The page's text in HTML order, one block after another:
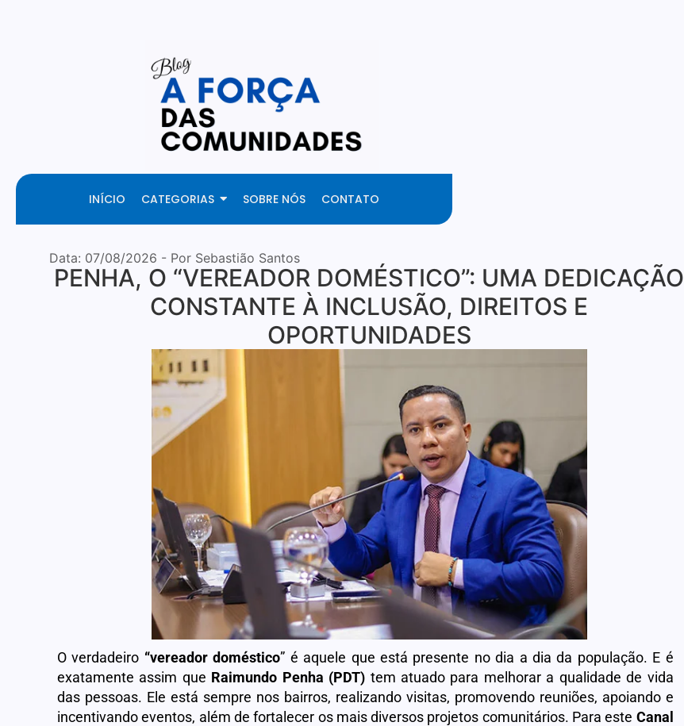
INÍCIO CATEGORIAS SOBRE NÓS CONTATO
Data: 07/08/2026 - Por Sebastião Santos
PENHA, O “VEREADOR DOMÉSTICO”: UMA DEDICAÇÃO
CONSTANTE À INCLUSÃO, DIREITOS E
OPORTUNIDADES
O verdadeiro “vereador doméstico” é aquele que está presente no dia a dia da população. E é
exatamente assim que Raimundo Penha (PDT) tem atuado para melhorar a qualidade de vida
das pessoas. Ele está sempre nos bairros, realizando visitas, promovendo reuniões, apoiando e
incentivando eventos, além de fortalecer os mais diversos projetos comunitários. Para este Canal